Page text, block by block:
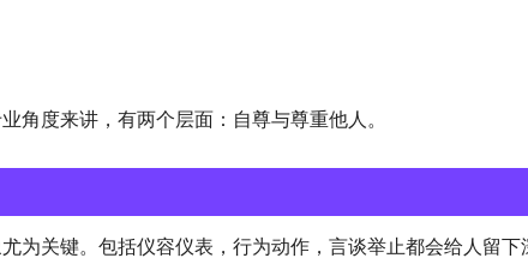
角度来讲，有两个层面：自尊与尊重他人。
为关键。包括仪容仪表，行为动作，言谈举止都会给人留下